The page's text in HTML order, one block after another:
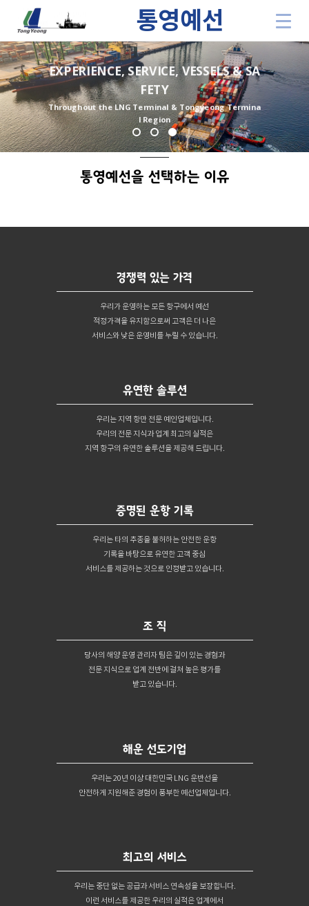
통영예선
EXPERIENCE, SERVICE, VESSELS & SA
FETY
Throughout the LNG Terminal & Tongyeong Termina
l Region
통영예선 사업
통영예선을 선택하는 이유
경쟁력 있는 가격
우리가 운영하는 모든 항구에서 예선
적정가격을 유지함으로써 고객은 더 나은
서비스와 낮은 운영비를 누릴 수 있습니다.
유연한 솔루션
우리는 지역 항만 전문 예인업체입니다.
우리의 전문 지식과 업계 최고의 실적은
지역 항구의 유연한 솔루션을 제공해 드립니다.
증명된 운항 기록
우리는 타의 추종을 불허하는 안전한 운항
기록을 바탕으로 유연한 고객 중심
서비스를 제공하는 것으로 인정받고 있습니다.
조 직
당사의 해양 운영 관리자 팀은 깊이 있는 경험과
전문 지식으로 업계 전반에 걸쳐 높은 평가를
받고 있습니다.
해운 선도기업
우리는 20년 이상 대한민국 LNG 운반선을
안전하게 지원해준 경험이 풍부한 예선업체입니다.
최고의 서비스
우리는 중단 없는 공급과 서비스 연속성을 보장합니다.
이런 서비스를 제공한 우리의 실적은 업계에서